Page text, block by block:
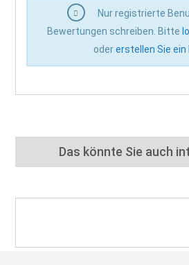
Nur registrierte
Bewertungen schreiben. Bitte
odererstellen Sie ein
Das könnte Sie auch